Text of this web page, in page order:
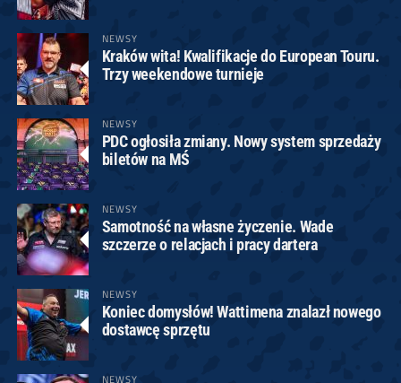
NEWSY
Kraków wita! Kwalifikacje do European Touru.
Trzy weekendowe turnieje
NEWSY
PDC ogłosiła zmiany. Nowy system sprzedaży
biletów na MŚ
NEWSY
Samotność na własne życzenie. Wade
szczerze o relacjach i pracy dartera
NEWSY
Koniec domysłów! Wattimena znalazł nowego
dostawcę sprzętu
NEWSY